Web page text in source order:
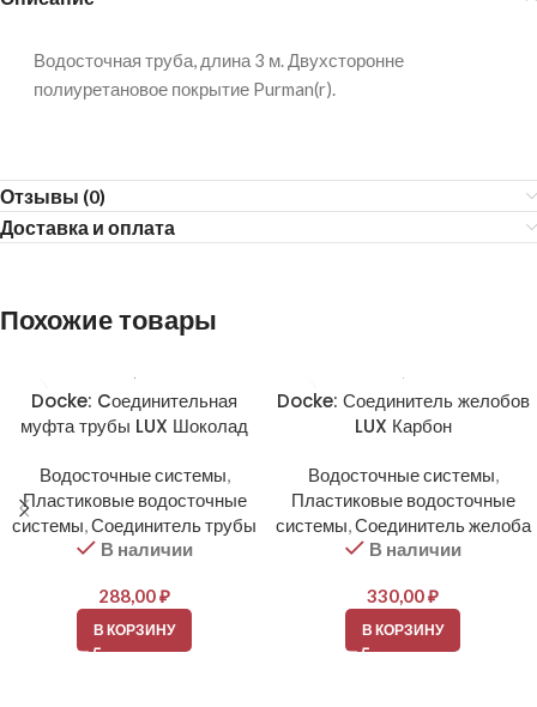
Водосточная труба, длина 3 м. Двухсторонне
полиуретановое покрытие Purman(r).
Отзывы (0)
Доставка и оплата
Похожие товары
Docke: Cоединительная
муфта трубы LUX Шоколад
Водосточные системы,
Пластиковые водосточные
системы,Соединитель трубы
В наличии
288,00₽
В КОРЗИНУ
Docke: Соединитель желобов
LUX Карбон
Водосточные системы,
Пластиковые водосточные
системы,Соединитель желоба
В наличии
330,00₽
В КОРЗИНУ